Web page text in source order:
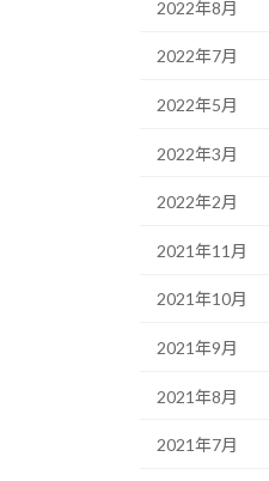
2022年8月
2022年7月
2022年5月
2022年3月
2022年2月
2021年11月
2021年10月
2021年9月
2021年8月
2021年7月